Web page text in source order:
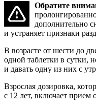
Обратите
дополнительно
и устраняет признаки
В возрасте от шести до
одной таблетки в сутки,
и давать одну из них с
Взрослая дозировка,
с 12 лет, включает прием